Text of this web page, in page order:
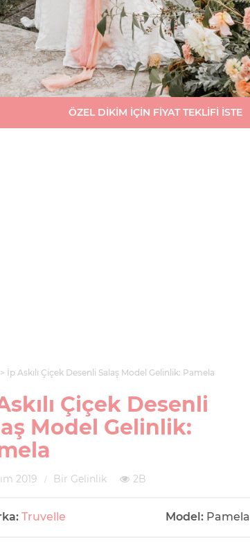
ÖZEL DİKİM İÇİN FİYAT TEKLİFİ İSTE
İp Askılı Çiçek Desenli Salaş Model Gelinlik: Pamela
Çiçek Desenli
Model Gelinlik:
2019 Bir Gelinlik 2B
Truvelle Model: Pamela